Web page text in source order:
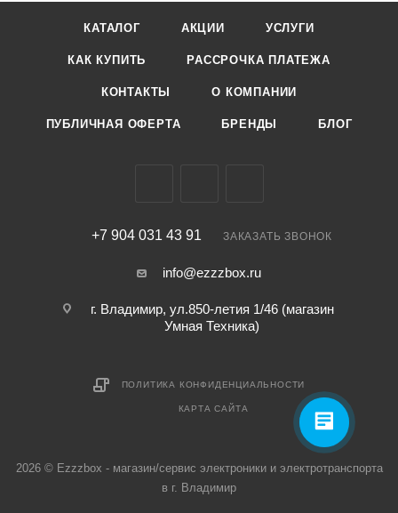
КАТАЛОГ АКЦИИ УСЛУГИ
КАК КУПИТЬ РАССРОЧКА ПЛАТЕЖА
КОНТАКТЫ О КОМПАНИИ
ПУБЛИЧНАЯ ОФЕРТА БРЕНДЫ БЛОГ
+7 904 031 43 91 ЗАКАЗАТЬ ЗВОНОК
info@ezzzbox.ru
г. Владимир, ул.850-летия 1/46 (магазин
Умная Техника)
ПОЛИТИКА КОНФИДЕНЦИАЛЬНОСТИ
КАРТА САЙТА
2026 © Ezzzbox - магазин/сервис электроники и электротранспорта
в г. Владимир